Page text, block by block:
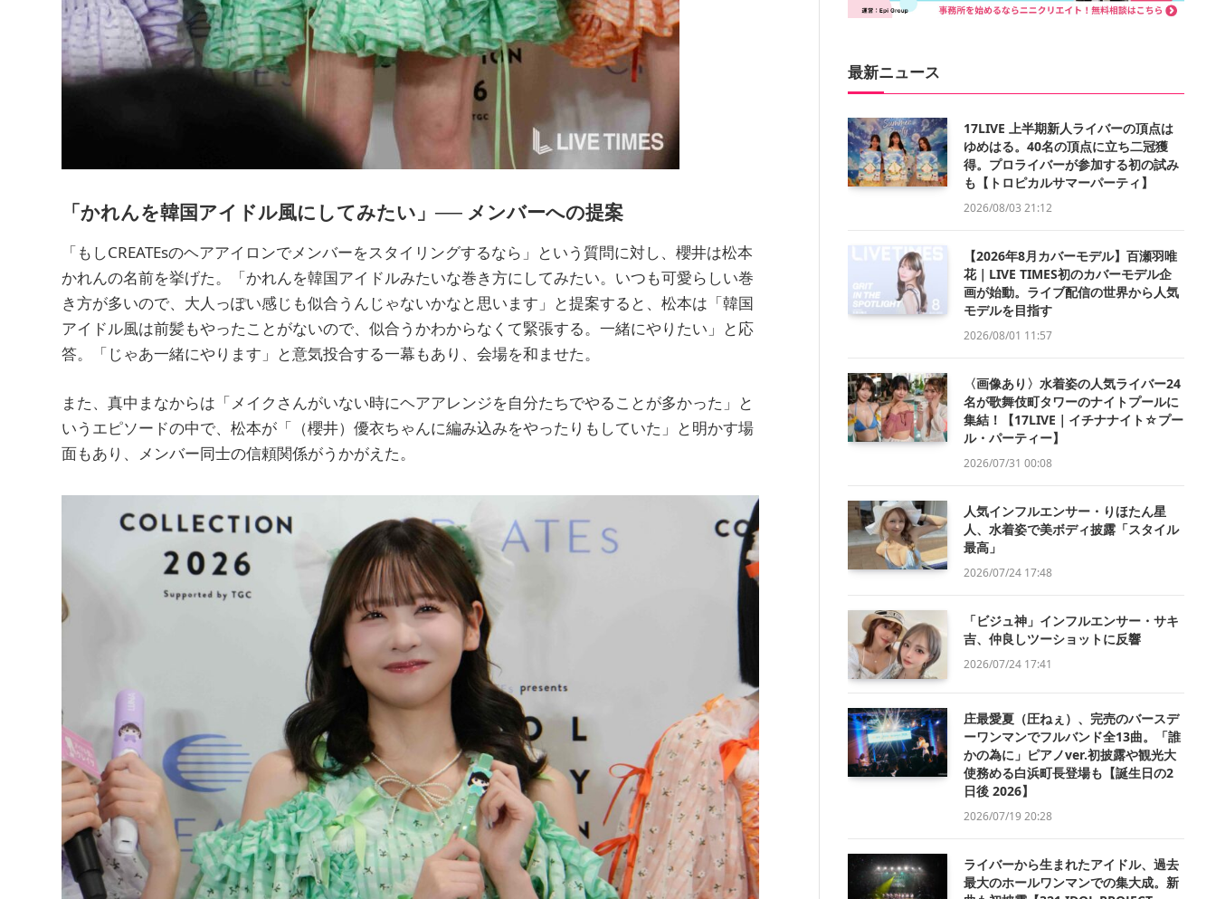
「かれんを韓国アイドル風にしてみたい」── メンバーへの提案
「もしCREATEsのヘアアイロンでメンバーをスタイリングするなら」という質問に対し、櫻井は松本
かれんの名前を挙げた。「かれんを韓国アイドルみたいな巻き方にしてみたい。いつも可愛らしい巻
き方が多いので、大人っぽい感じも似合うんじゃないかなと思います」と提案すると、松本は「韓国
アイドル風は前髪もやったことがないので、似合うかわからなくて緊張する。一緒にやりたい」と応
答。「じゃあ一緒にやります」と意気投合する一幕もあり、会場を和ませた。
また、真中まなからは「メイクさんがいない時にヘアアレンジを自分たちでやることが多かった」と
いうエピソードの中で、松本が「（櫻井）優衣ちゃんに編み込みをやったりもしていた」と明かす場
面もあり、メンバー同士の信頼関係がうかがえた。
最新ニュース
17LIVE 上半期新人ライバーの頂点は
ゆめはる。40名の頂点に立ち二冠獲
得。プロライバーが参加する初の試み
も【トロピカルサマーパーティ】
2026/08/03 21:12
【2026年8月カバーモデル】百瀬羽唯
花｜LIVE TIMES初のカバーモデル企
画が始動。ライブ配信の世界から人気
モデルを目指す
2026/08/01 11:57
〈画像あり〉水着姿の人気ライバー24
名が歌舞伎町タワーのナイトプールに
集結！【17LIVE｜イチナナイト☆プー
ル・パーティー】
2026/07/31 00:08
人気インフルエンサー・りほたん星
人、水着姿で美ボディ披露「スタイル
最高」
2026/07/24 17:48
「ビジュ神」インフルエンサー・サキ
吉、仲良しツーショットに反響
2026/07/24 17:41
庄最愛夏（圧ねぇ）、完売のバースデ
ーワンマンでフルバンド全13曲。「誰
かの為に」ピアノver.初披露や観光大
使務める白浜町長登場も【誕生日の2
日後 2026】
2026/07/19 20:28
ライバーから生まれたアイドル、過去
最大のホールワンマンでの集大成。新